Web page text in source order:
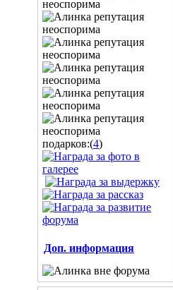
подарков:(4)
Доп. информация